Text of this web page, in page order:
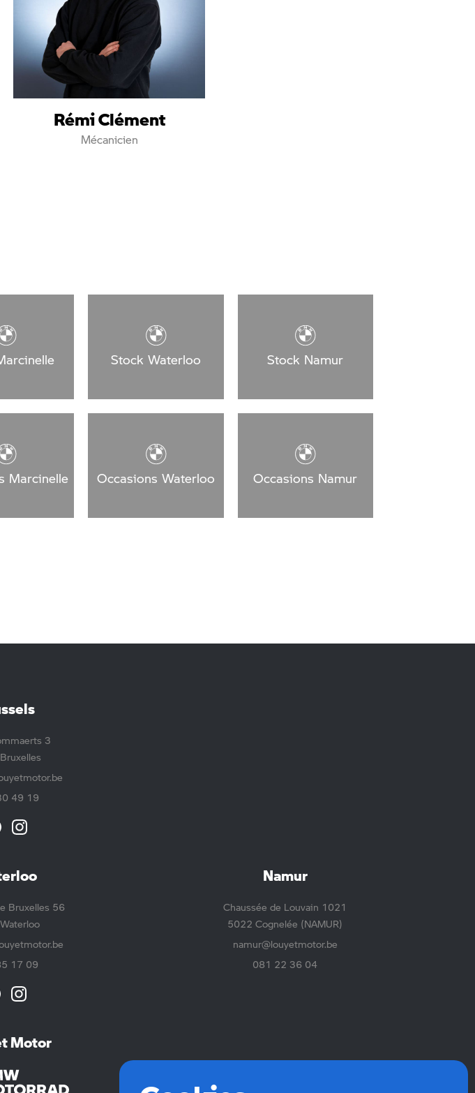
Rémi Clément
Mécanicien
Stock Waterloo Stock Namur
Marcinelle Occasions Waterloo Occasions Namur
3
49 19
Bruxelles 56
17 09
Namur
Chaussée de Louvain 1021
5022 Cognelée (NAMUR)
namur@louyetmotor.be
081 22 36 04
Motor